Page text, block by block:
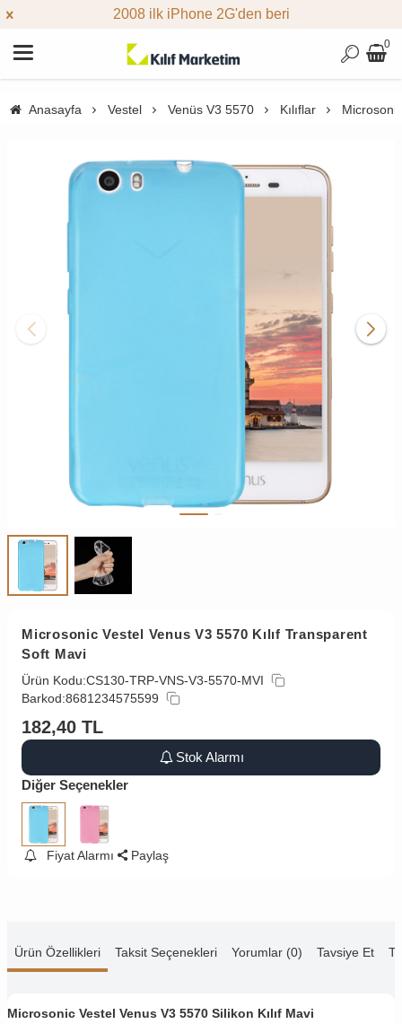
2008 ilk iPhone 2G'den beri
0
Anasayfa Vestel Venüs V3 5570 Kılıflar
Microsonic Vestel Venus V3 5570 Kılıf Transparent
Soft Mavi
Ürün Kodu:CS130-TRP-VNS-V3-5570-MVI
Barkod:8681234575599
182,40 TL
Stok Alarmı
Diğer Seçenekler
Fiyat Alarmı Paylaş
Ürün Özellikleri Taksit Seçenekleri Yorumlar (0) Tavsiye Et
Microsonic Vestel Venus V3 5570 Silikon Kılıf Mavi